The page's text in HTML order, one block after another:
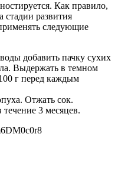
Как правило,
стадии развития
следующие
добавить пачку сухих
Выдержать в темном
г перед каждым
Отжать сок.
3 месяцев.